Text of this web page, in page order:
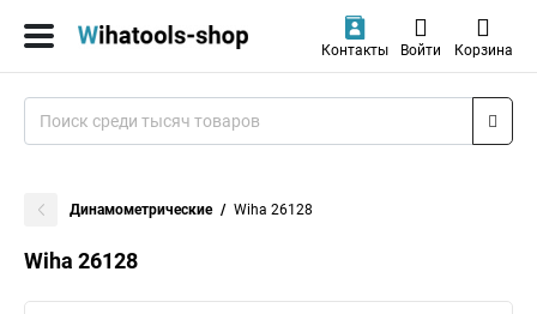
Контакты Войти Корзина
Динамометрические Wiha 26128
Wiha 26128